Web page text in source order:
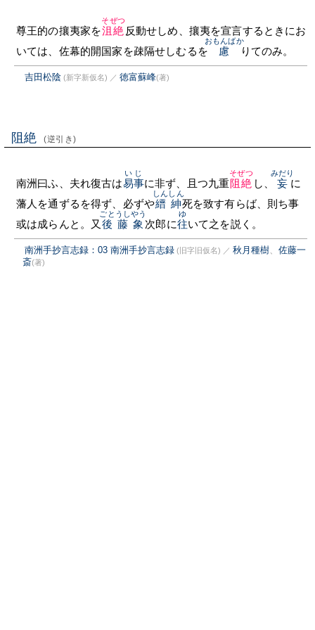
尊王的の攘夷家を沮絶
そぜつ
反動せしめ、攘夷を宣言するときにお
いては、佐幕的開国家を疎隔せしむるを
慮
おもんばか
りてのみ。
吉田松陰 (新字新仮名) ／ 徳富蘇峰(著)
阻絶 (逆引き)
南洲曰ふ、夫れ復古は易事
いじ
に非ず、且つ九重阻絶
そぜつ
し、 妄
みだり
に
藩人を通ずるを得ず、必ずや縉紳
しんしん
死を致す有らば、則ち事
或は成らんと。又 後藤象
ごとうしやう
次郎に往
ゆ
いて之を説く。
南洲手抄言志録：03 南洲手抄言志録 (旧字旧仮名) ／ 秋月種樹、 佐藤一
斎(著)